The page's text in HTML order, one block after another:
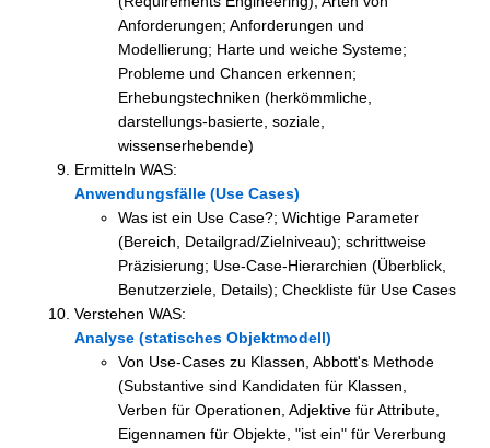
Anforderungen; Anforderungen und
Modellierung; Harte und weiche Systeme;
Probleme und Chancen erkennen;
Erhebungstechniken (herkömmliche,
darstellungs-basierte, soziale,
wissenserhebende)
Ermitteln WAS:
Anwendungsfälle (Use Cases)
Was ist ein Use Case?; Wichtige Parameter
(Bereich, Detailgrad/Zielniveau); schrittweise
Präzisierung; Use-Case-Hierarchien (Überblick,
Benutzerziele, Details); Checkliste für Use Cases
Verstehen WAS:
Analyse (statisches Objektmodell)
Von Use-Cases zu Klassen, Abbott's Methode
(Substantive sind Kandidaten für Klassen,
Verben für Operationen, Adjektive für Attribute,
Eigennamen für Objekte, "ist ein" für Vererbung